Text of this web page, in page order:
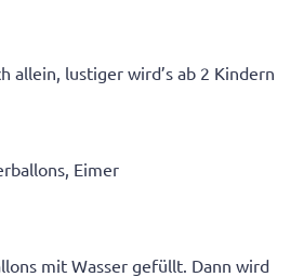
allein, lustiger wird’s ab 2 Kindern
Eimer
mit Wasser gefüllt. Dann wird